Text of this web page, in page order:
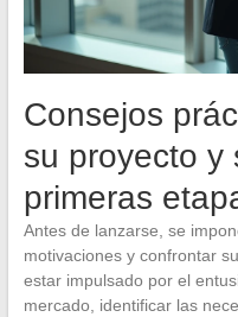
Consejos
su proyecto y
primeras
Antes de lanzarse, se
motivaciones y confrontar
estar impulsado por el
mercado, identificar las